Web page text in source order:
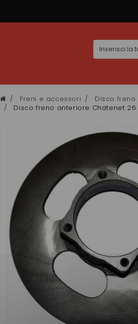
Freni e accessori Disco
Disco freno anteriore Chatenet